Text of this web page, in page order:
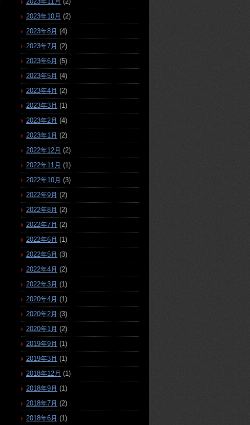
2023年10月 (2)
2023年8月 (4)
2023年7月 (2)
2023年6月 (5)
2023年5月 (4)
2023年4月 (2)
2023年3月 (1)
2023年2月 (4)
2023年1月 (2)
2022年12月 (2)
2022年11月 (1)
2022年10月 (3)
2022年9月 (2)
2022年8月 (2)
2022年7月 (2)
2022年6月 (1)
2022年5月 (3)
2022年4月 (2)
2022年3月 (1)
2020年4月 (1)
2020年2月 (3)
2020年1月 (2)
2019年9月 (1)
2019年3月 (1)
2018年12月 (1)
2018年9月 (1)
2018年7月 (2)
2018年6月 (1)